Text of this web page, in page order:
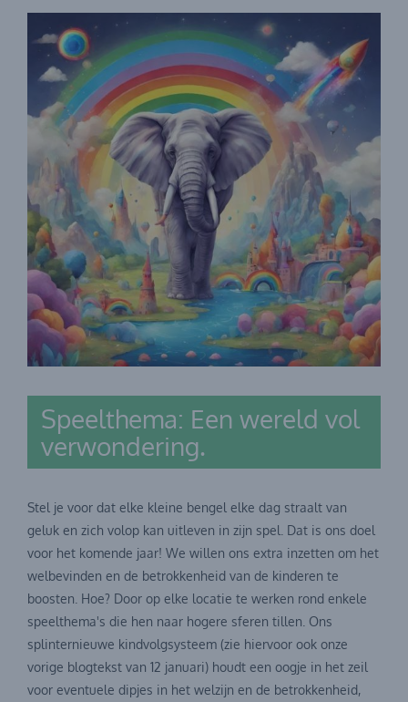
Speelthema: Een wereld vol
verwondering.
Stel je voor dat elke kleine bengel elke dag straalt van
geluk en zich volop kan uitleven in zijn spel. Dat is ons doel
voor het komende jaar! We willen ons extra inzetten om het
welbevinden en de betrokkenheid van de kinderen te
boosten. Hoe? Door op elke locatie te werken rond enkele
speelthema's die hen naar hogere sferen tillen. Ons
splinternieuwe kindvolgsysteem (zie hiervoor ook onze
vorige blogtekst van 12 januari) houdt een oogje in het zeil
voor eventuele dipjes in het welzijn en de betrokkenheid,